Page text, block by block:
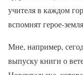
учителя в каждом
вспомнят герое-
Мне, например,
выпуску книги о